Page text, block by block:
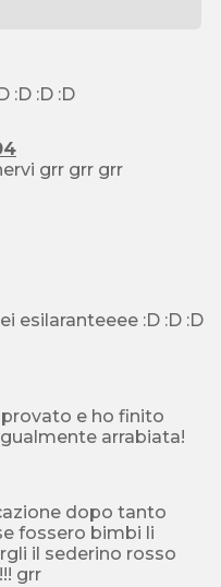
si ma e carino :D :D :D :D :D :D
Dopo un po da su i nervi grr grr grr
:D :D :D
e ho finito
ugualmente arrabiata!
dopo tanto
fossero bimbi li
il sederino rosso
grr